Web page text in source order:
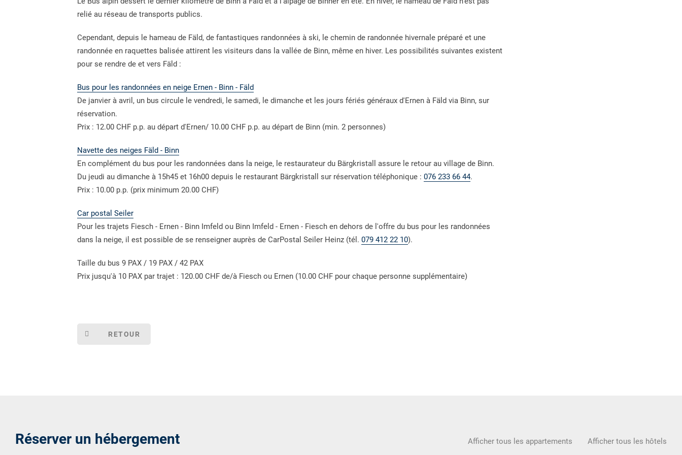
relié au réseau de transports publics.
Cependant, depuis le hameau de Fäld, de fantastiques randonnées à ski, le chemin de randonnée hivernale préparé et une
randonnée en raquettes balisée attirent les visiteurs dans la vallée de Binn, même en hiver. Les possibilités suivantes existent
pour se rendre de et vers Fäld :
Bus pour les randonnées en neige Ernen - Binn - Fäld
De janvier à avril, un bus circule le vendredi, le samedi, le dimanche et les jours fériés généraux d'Ernen à Fäld via Binn, sur
réservation.
Prix : 12.00 CHF p.p. au départ d'Ernen/ 10.00 CHF p.p. au départ de Binn (min. 2 personnes)
Navette des neiges Fäld - Binn
En complément du bus pour les randonnées dans la neige, le restaurateur du Bärgkristall assure le retour au village de Binn.
Du jeudi au dimanche à 15h45 et 16h00 depuis le restaurant Bärgkristall sur réservation téléphonique : 076 233 66 44.
Prix : 10.00 p.p. (prix minimum 20.00 CHF)
Car postal Seiler
Pour les trajets Fiesch - Ernen - Binn Imfeld ou Binn Imfeld - Ernen - Fiesch en dehors de l'offre du bus pour les randonnées
dans la neige, il est possible de se renseigner auprès de CarPostal Seiler Heinz (tél. 079 412 22 10).
Taille du bus 9 PAX / 19 PAX / 42 PAX
Prix jusqu'à 10 PAX par trajet : 120.00 CHF de/à Fiesch ou Ernen (10.00 CHF pour chaque personne supplémentaire)
RETOUR
Réserver un hébergement Afficher tous les appartements Afficher tous les hôtels